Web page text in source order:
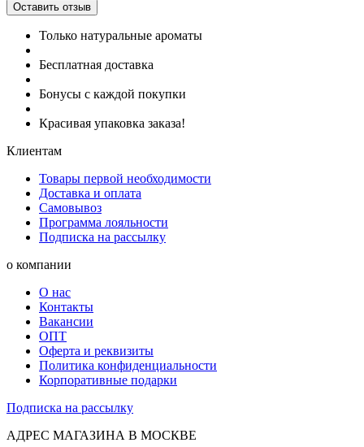
Оставить отзыв
Только натуральные ароматы
Бесплатная доставка
Бонусы с каждой покупки
Красивая упаковка заказа!
Клиентам
Товары первой необходимости
Доставка и оплата
Самовывоз
Программа лояльности
Подписка на рассылку
о компании
О нас
Контакты
Вакансии
ОПТ
Оферта и реквизиты
Политика конфиденциальности
Корпоративные подарки
Подписка на рассылку
АДРЕС МАГАЗИНА В МОСКВЕ